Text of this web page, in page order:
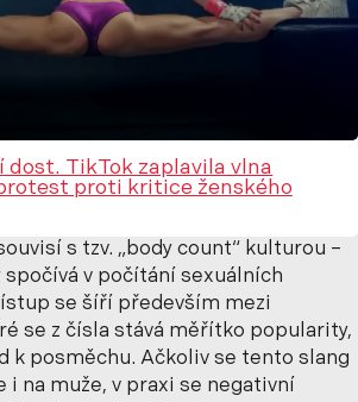
dost. TikTok zaplavila vlna
proti kritice ženského
s tzv. „body count“ kulturou –
v počítání sexuálních
se šíří především mezi
se z čísla stává měřítko popularity,
k posměchu. Ačkoliv se tento slang
i na muže, v praxi se negativní